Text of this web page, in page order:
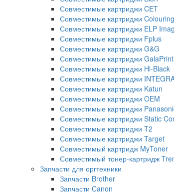
Совместимые картриджи CET
Совместимые картриджи Colouring
Совместимые картриджи ELP
Совместимые картриджи Fplus
Совместимые картриджи G&G
Совместимые картриджи GalaPrint
Совместимые картриджи Hi-Black
Совместимые картриджи
Совместимые картриджи Katun
Совместимые картриджи OEM
Совместимые картриджи
Совместимые картриджи Static
Совместимые картриджи T2
Совместимые картриджи Target
Совместимый картридж MyToner
Совместимый тонер-картридж
Запчасти для оргтехники
Запчасти Brother
Запчасти Canon